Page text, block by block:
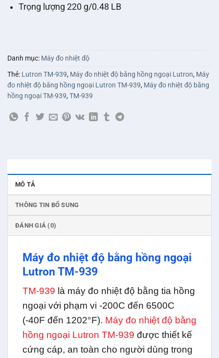
Trọng lượng 220 g/0.48 LB
Danh mục: Máy đo nhiệt độ
Thẻ: Lutron TM-939, Máy đo nhiệt độ bằng hồng ngoại Lutron, Máy
đo nhiệt độ bằng hồng ngoại Lutron TM-939, Máy đo nhiệt độ bằng
hồng ngoại TM-939,TM-939
MÔ TẢ
THÔNG TIN BỔ SUNG
ĐÁNH GIÁ (0)
Máy đo nhiệt độ bằng hồng ngoại
Lutron TM-939
TM-939 là máy đo nhiệt độ bằng tia hồng
ngoại với phạm vi -200C đến 6500C
(-40F đến 1202°F). Máy đo nhiệt độ bằng
hồng ngoại Lutron TM-939 được thiết kế
cứng cáp, an toàn cho người dùng trong